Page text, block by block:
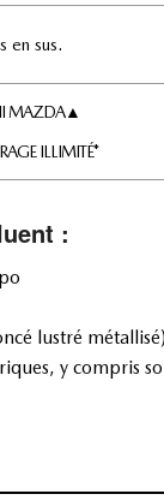
en sus.
MAZDA▲
ILLIMITÉ*
:
lustré
y compris